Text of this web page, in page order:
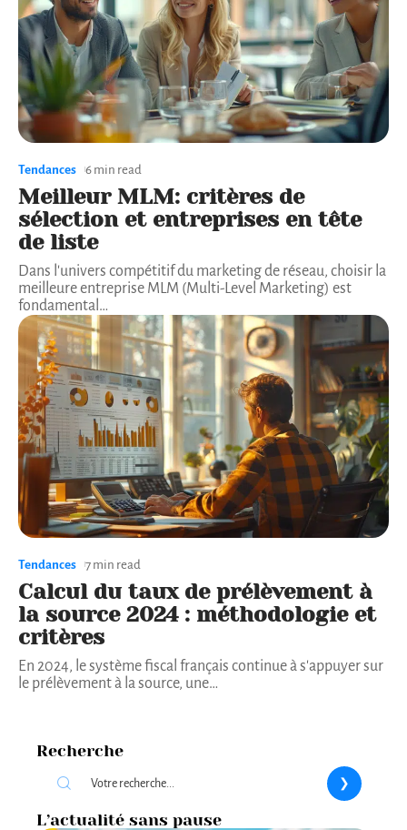
Tendances 6 min read
Meilleur MLM: critères de
sélection et entreprises en tête
de liste
Dans l'univers compétitif du marketing de réseau, choisir la
meilleure entreprise MLM (Multi-Level Marketing) est
fondamental …
Tendances 7 min read
Calcul du taux de prélèvement à
la source 2024 : méthodologie et
critères
En 2024, le système fiscal français continue à s'appuyer sur
le prélèvement à la source, une…
Recherche
L’actualité sans pause